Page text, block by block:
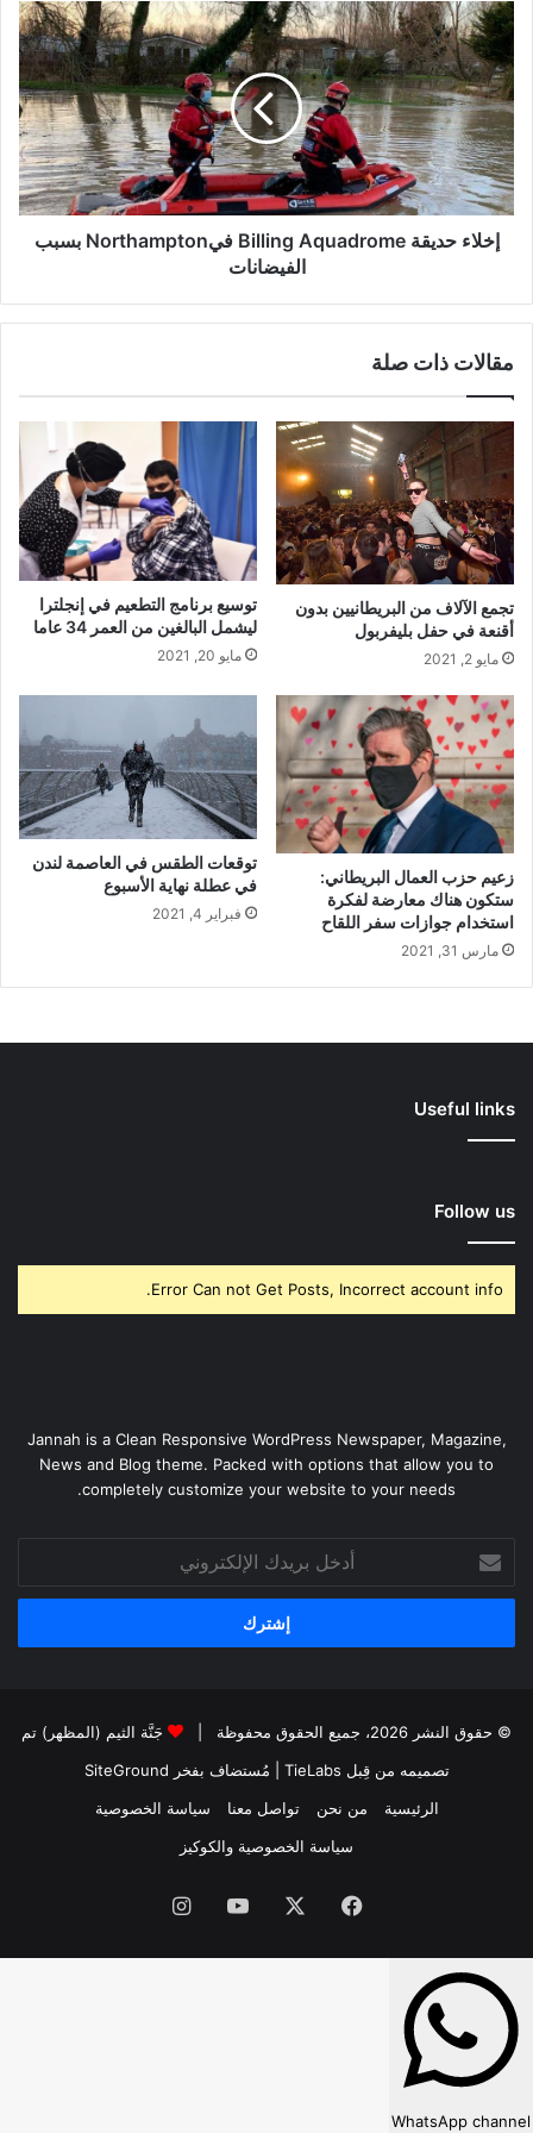
إخلاء
حديقة
Billing
Aquadrome
فيNorthampton
بسبب
الفيضانات
إخلاء حديقة Billing Aquadrome فيNorthampton بسبب
الفيضانات
مقالات ذات صلة
تجمع الآلاف من البريطانيين بدون
أقنعة في حفل بليفربول
مايو 2, 2021
توسيع برنامج التطعيم في إنجلترا
ليشمل البالغين من العمر 34 عاما
مايو 20, 2021
زعيم حزب العمال البريطاني:
ستكون هناك معارضة لفكرة
استخدام جوازات سفر اللقاح
مارس 31, 2021
توقعات الطقس في العاصمة لندن
في عطلة نهاية الأسبوع
فبراير 4, 2021
Useful links
Follow us
Error Can not Get Posts, Incorrect account info.
Jannah is a Clean Responsive WordPress Newspaper, Magazine,
News and Blog theme. Packed with options that allow you to
completely customize your website to your needs.
بريدك
الإلكتروني
© حقوق النشر 2026، جميع الحقوق محفوظة |
جَنَّة الثيم (المظهر) تم
تصميمه من قِبل TieLabs
| مُستضاف بفخر SiteGround
الرئيسية
من نحن تواصل معنا
سياسة الخصوصية
سياسة الخصوصية والكوكيز
فيسبوك ‫YouTubeانستقرام
WhatsApp channel